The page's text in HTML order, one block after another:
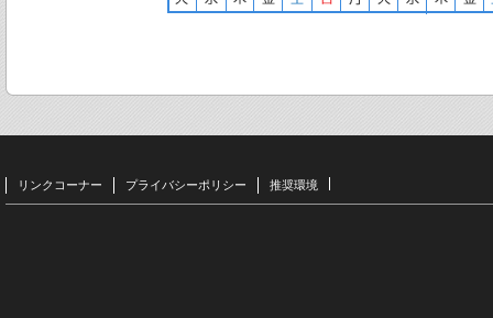
リンクコーナー プライバシーポリシー 推奨環境